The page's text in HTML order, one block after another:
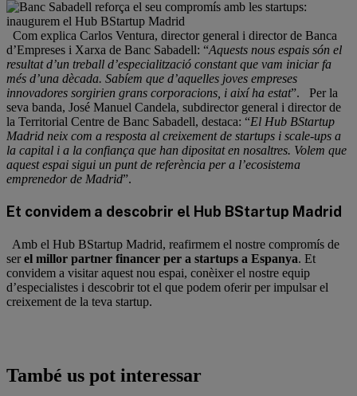
Com explica Carlos Ventura, director general i director de Banca
d’Empreses i Xarxa de Banc Sabadell: “Aquests nous espais són el
resultat d’un treball d’especialització constant que vam iniciar fa
més d’una dècada. Sabíem que d’aquelles joves empreses
innovadores sorgirien grans corporacions, i així ha estat”. Per la
seva banda, José Manuel Candela, subdirector general i director de
la Territorial Centre de Banc Sabadell, destaca: “El Hub BStartup
Madrid neix com a resposta al creixement de startups i scale-ups a
la capital i a la confiança que han dipositat en nosaltres. Volem que
aquest espai sigui un punt de referència per a l’ecosistema
emprenedor de Madrid”.
Et convidem a descobrir el Hub BStartup Madrid
Amb el Hub BStartup Madrid, reafirmem el nostre compromís de
serel millor partner financer per a startups a Espanya. Et
convidem a visitar aquest nou espai, conèixer el nostre equip
d’especialistes i descobrir tot el que podem oferir per impulsar el
creixement de la teva startup.
També us pot interessar